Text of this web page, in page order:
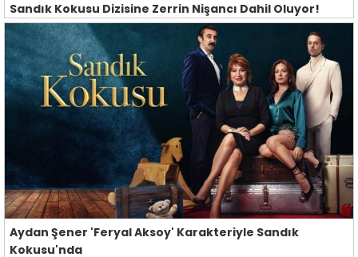
Sandık Kokusu Dizisine Zerrin Nişancı Dahil Oluyor!
Aydan Şener 'Feryal Aksoy' Karakteriyle Sandık
Kokusu'nda